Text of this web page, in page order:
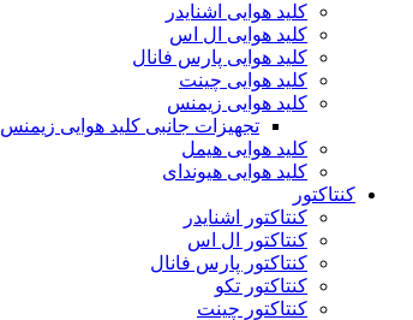
کلید هوایی اشنایدر
کلید هوایی ال اس
کلید هوایی پارس فانال
کلید هوایی چینت
کلید هوایی زیمنس
تجهیزات جانبی کلید هوایی زیمنس
کلید هوایی هیمل
کلید هوایی هیوندای
کنتاکتور
کنتاکتور اشنایدر
کنتاکتور ال اس
کنتاکتور پارس فانال
کنتاکتور تکو
کنتاکتور چینت